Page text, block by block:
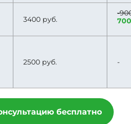
3400 руб.
-
2500 руб. -
бесплатно